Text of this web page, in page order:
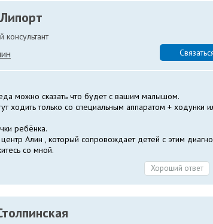
можно сказать что будет с вашим малышом.
ходить только со специальным аппаратом + ходунки
ребёнка.
Алин , который сопровождает детей с этим
со мной.
Хороший ответ